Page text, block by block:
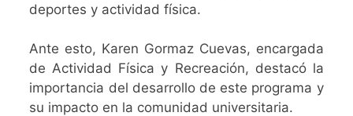
deportes y actividad física.
Ante esto, Karen Gormaz Cuevas, encargada
de Actividad Física y Recreación, destacó la
importancia del desarrollo de este programa y
su impacto en la comunidad universitaria.